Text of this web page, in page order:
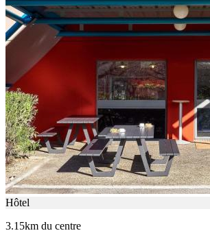
Hôtel
3.15km du centre